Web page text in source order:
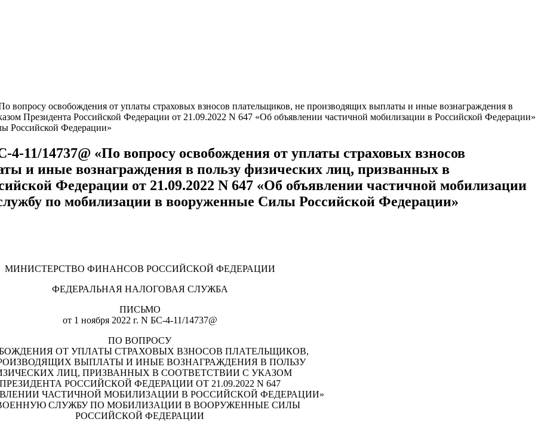
освобождения от уплаты страховых взносов плательщиков, не производящих выплаты и иные вознаграждения в
Президента Российской Федерации от 21.09.2022 N 647 «Об объявлении частичной мобилизации в Российской Федерации»
Российской Федерации»
14737@ «По вопросу освобождения от уплаты страховых взносов
и иные вознаграждения в пользу физических лиц, призванных в
Федерации от 21.09.2022 N 647 «Об объявлении частичной мобилизации
по мобилизации в вооруженные Силы Российской Федерации»
МИНИСТЕРСТВО ФИНАНСОВ РОССИЙСКОЙ ФЕДЕРАЦИИ
ФЕДЕРАЛЬНАЯ НАЛОГОВАЯ СЛУЖБА
ПИСЬМО
от 1 ноября 2022 г. N БС-4-11/14737@
ПО ВОПРОСУ
ОТ УПЛАТЫ СТРАХОВЫХ ВЗНОСОВ ПЛАТЕЛЬЩИКОВ,
ВЫПЛАТЫ И ИНЫЕ ВОЗНАГРАЖДЕНИЯ В ПОЛЬЗУ
ЛИЦ, ПРИЗВАННЫХ В СООТВЕТСТВИИ С УКАЗОМ
ПРЕЗИДЕНТА РОССИЙСКОЙ ФЕДЕРАЦИИ ОТ 21.09.2022 N 647
ЧАСТИЧНОЙ МОБИЛИЗАЦИИ В РОССИЙСКОЙ ФЕДЕРАЦИИ»
СЛУЖБУ ПО МОБИЛИЗАЦИИ В ВООРУЖЕННЫЕ СИЛЫ
РОССИЙСКОЙ ФЕДЕРАЦИИ